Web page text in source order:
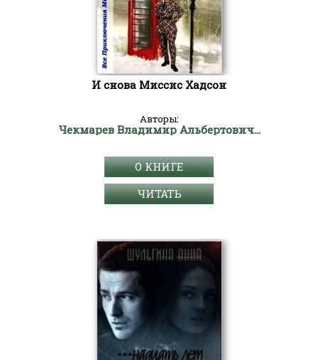
И снова Миссис Хадсон
Авторы:
Чекмарев Владимир Альбертович "Сварог"
О КНИГЕ
ЧИТАТЬ